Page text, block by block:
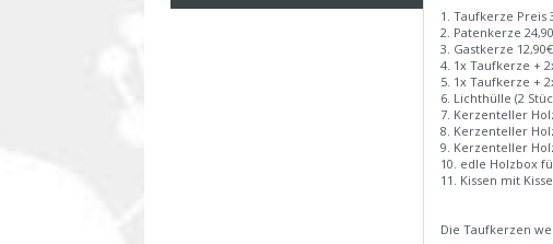
1. Taufkerze Preis
2. Patenkerze
3. Gastkerze
4. 1x Taufkerze +
5. 1x Taufkerze +
6. Lichthülle (2
7. Kerzenteller
8. Kerzenteller
9. Kerzenteller
10. edle Holzbox
11. Kissen mit
Die Taufkerzen